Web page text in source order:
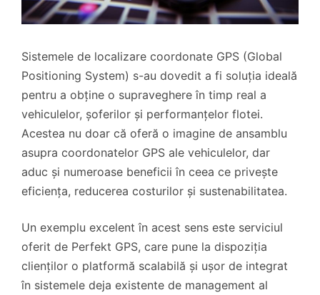
Sistemele de localizare coordonate GPS (Global
Positioning System) s-au dovedit a fi soluția ideală
pentru a obține o supraveghere în timp real a
vehiculelor, șoferilor și performanțelor flotei.
Acestea nu doar că oferă o imagine de ansamblu
asupra coordonatelor GPS ale vehiculelor, dar
aduc și numeroase beneficii în ceea ce privește
eficiența, reducerea costurilor și sustenabilitatea.
Un exemplu excelent în acest sens este serviciul
oferit de Perfekt GPS, care pune la dispoziția
clienților o platformă scalabilă și ușor de integrat
în sistemele deja existente de management al